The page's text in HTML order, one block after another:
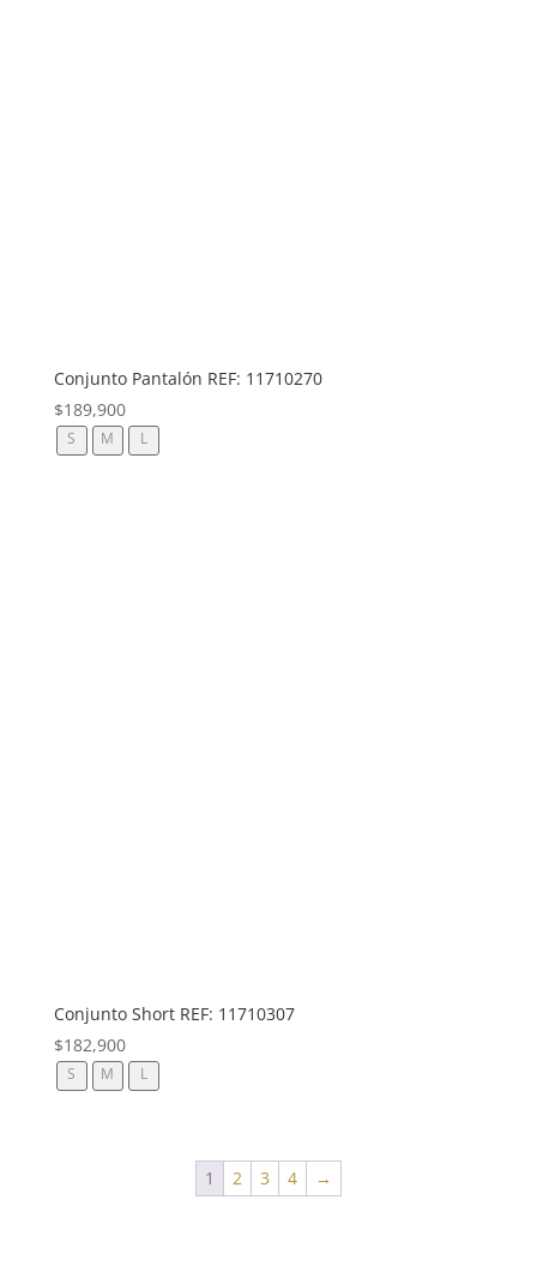
Conjunto Pantalón REF: 11710270
$189,900
S M L
Conjunto Short REF: 11710307
$182,900
S M L
1 2 3 4 →